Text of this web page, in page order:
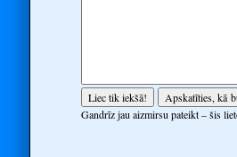
Gandrīz jau aizmirsu pateikt – šis